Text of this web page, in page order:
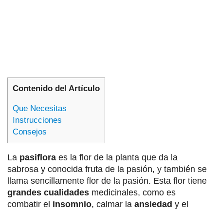
Contenido del Artículo
Que Necesitas
Instrucciones
Consejos
La pasiflora es la flor de la planta que da la
sabrosa y conocida fruta de la pasión, y también se
llama sencillamente flor de la pasión. Esta flor tiene
grandes cualidades medicinales, como es
combatir el insomnio, calmar la ansiedad y el